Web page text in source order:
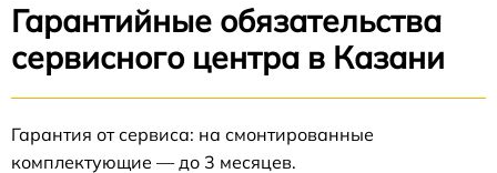
Гарантийные обязательства
сервисного центра в Казани
Гарантия от сервиса: на смонтированные
комплектующие — до 3 месяцев.